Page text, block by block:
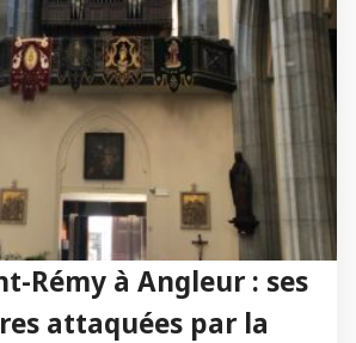
Rémy à Angleur : ses
attaquées par la